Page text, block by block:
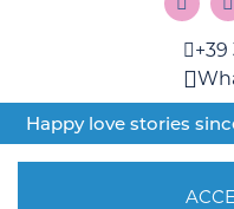
+39
Happy love stories